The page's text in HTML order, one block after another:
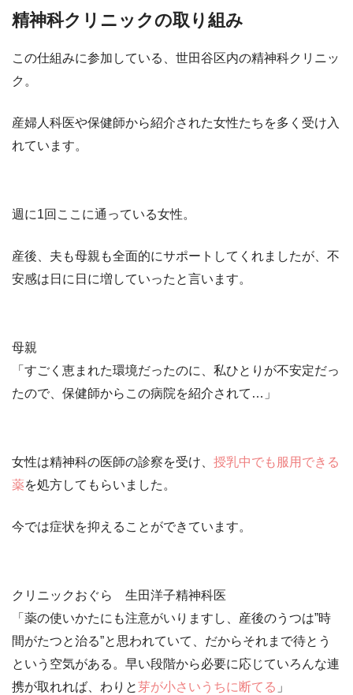
精神科クリニックの取り組み
この仕組みに参加している、世田谷区内の精神科クリニッ
ク。
産婦人科医や保健師から紹介された女性たちを多く受け入
れています。
週に1回ここに通っている女性。
産後、夫も母親も全面的にサポートしてくれましたが、不
安感は日に日に増していったと言います。
母親
「すごく恵まれた環境だったのに、私ひとりが不安定だっ
たので、保健師からこの病院を紹介されて…」
女性は精神科の医師の診察を受け、 授乳中でも服用できる
薬を処方してもらいました。
今では症状を抑えることができています。
クリニックおぐら 生田洋子精神科医
「薬の使いかたにも注意がいりますし、産後のうつは”時
間がたつと治る”と思われていて、だからそれまで待とう
という空気がある。早い段階から必要に応じていろんな連
携が取れれば、わりと芽が小さいうちに断てる 」